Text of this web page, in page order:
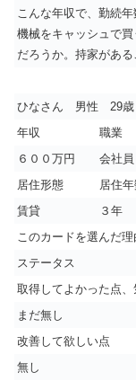
こんな年収で、勤続
機械をキャッシュで
だろうか。持家がある
ひなさん 男性 29歳
年収
職業
６００万円
会社員
居住形態
居住
賃貸
３年
このカードを選んだ理
ステータス
取得してよかった点
まだ無し
改善して欲しい点
無し